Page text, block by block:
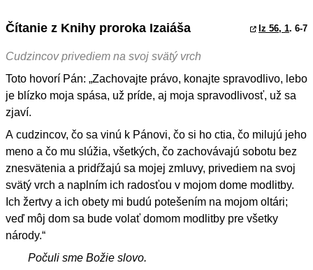
Čítanie z Knihy proroka Izaiáša Iz 56, 1. 6-7
Cudzincov privediem na svoj svätý vrch
Toto hovorí Pán: „Zachovajte právo, konajte spravodlivo, lebo
je blízko moja spása, už príde, aj moja spravodlivosť, už sa
zjaví.
A cudzincov, čo sa vinú k Pánovi, čo si ho ctia, čo milujú jeho
meno a čo mu slúžia, všetkých, čo zachovávajú sobotu bez
znesvätenia a pridŕžajú sa mojej zmluvy, privediem na svoj
svätý vrch a naplním ich radosťou v mojom dome modlitby.
Ich žertvy a ich obety mi budú potešením na mojom oltári;
veď môj dom sa bude volať domom modlitby pre všetky
národy.“
Počuli sme Božie slovo.